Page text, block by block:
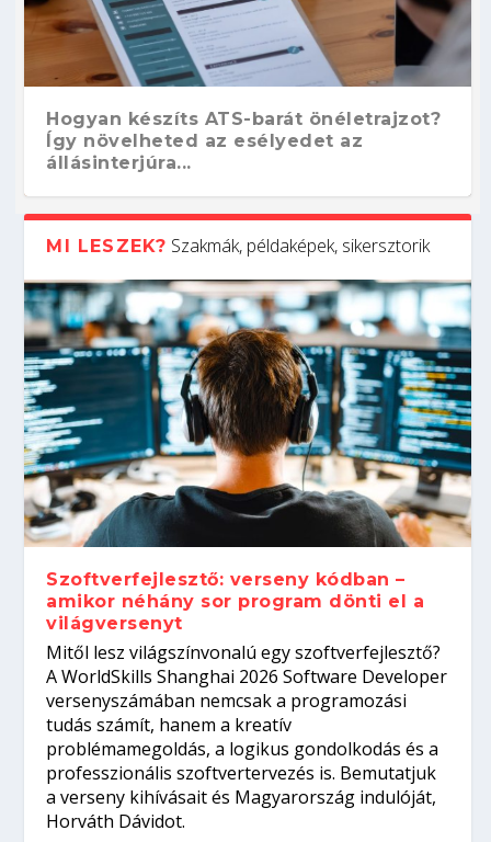
Hogyan készíts ATS-barát önéletrajzot?
Így növelheted az esélyedet az
állásinterjúra...
Kitalálod, mire használják ezeket a
gépeket?
Nem sikerült az egyetemi felvételi?
Tanulj szakmát!
Szoftverfejlesztő: verseny kódban –
amikor néhány sor program dönti el a
világversenyt...
Digitális detox – hogyan kapcsolódj ki
telefon nélkül?
MI LESZEK? Szakmák, példaképek, sikersztorik
Szoftverfejlesztő: verseny kódban –
amikor néhány sor program dönti el a
világversenyt
Mitől lesz világszínvonalú egy szoftverfejlesztő?
A WorldSkills Shanghai 2026 Software Developer
versenyszámában nemcsak a programozási
tudás számít, hanem a kreatív
problémamegoldás, a logikus gondolkodás és a
professzionális szoftvertervezés is. Bemutatjuk
a verseny kihívásait és Magyarország indulóját,
Horváth Dávidot.